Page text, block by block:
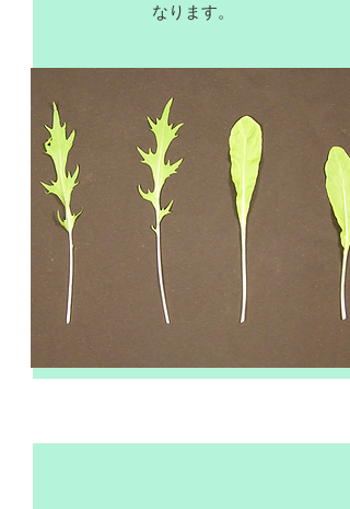
なります。